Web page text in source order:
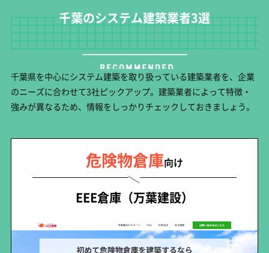
千葉のシステム建築業者3選
千葉県を中心にシステム建築を取り扱っている建築業者を、企業
のニーズに合わせて3社ピックアップ。建築業者によって特徴・
強みが異なるため、情報をしっかりチェックしておきましょう。
危険物倉庫向け
EEE倉庫（万葉建設）